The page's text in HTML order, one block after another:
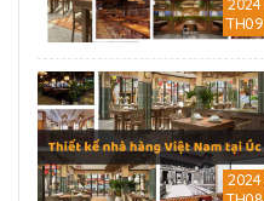
TH09
2024